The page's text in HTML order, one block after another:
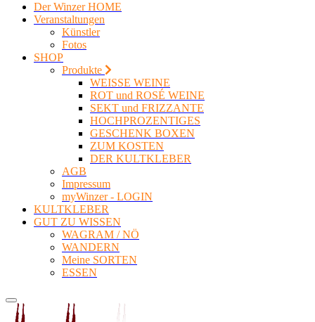
Der Winzer HOME
Veranstaltungen
Künstler
Fotos
SHOP
Produkte
WEISSE WEINE
ROT und ROSÉ WEINE
SEKT und FRIZZANTE
HOCHPROZENTIGES
GESCHENK BOXEN
ZUM KOSTEN
DER KULTKLEBER
AGB
Impressum
myWinzer - LOGIN
KULTKLEBER
GUT ZU WISSEN
WAGRAM / NÖ
WANDERN
Meine SORTEN
ESSEN